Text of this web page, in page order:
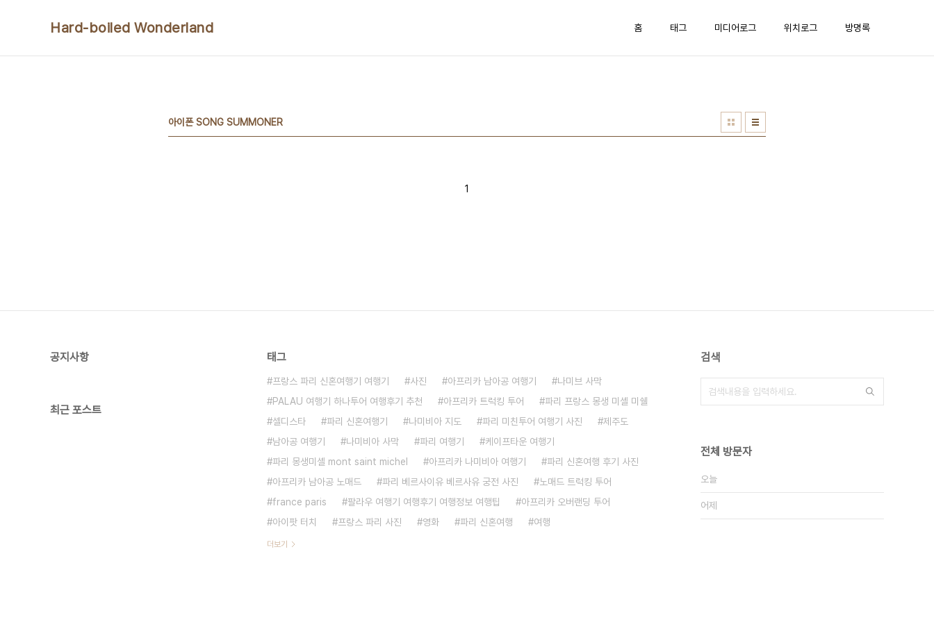
Hard-boiled Wonderland 홈 태그 미디어로그 위치로그 방명록
아이폰 SONG SUMMONER
1
공지사항
최근 포스트
태그
프랑스 파리 신혼여행기 여행기 사진 아프리카 남아공 여행기
나미브 사막
PALAU 여행기 하나투어 여행후기 추천
아프리카 트럭킹 투어
파리 프랑스 몽생 미셸 미쉘
셀디스타
파리 신혼여행기 나미비아 지도 파리 미친투어 여행기 사진
제주도
남아공 여행기
나미비아 사막 파리 여행기
케이프타운 여행기
파리 몽생미셸 mont saint michel
아프리카 나미비아 여행기
파리 신혼여행 후기 사진
아프리카 남아공 노매드
파리 베르사이유 베르사유 궁전 사진
노매드 트럭킹 투어
france paris
팔라우 여행기 여행후기 여행정보 여행팁
아프리카 오버랜딩 투어
아이팟 터치
프랑스 파리 사진 영화 파리 신혼여행 여행
더보기
검색
전체 방문자
오늘
어제